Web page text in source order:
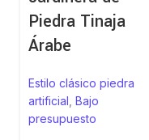
Piedra Tinaja
Árabe
Estilo clásico piedra
artificial ,Bajo
presupuesto